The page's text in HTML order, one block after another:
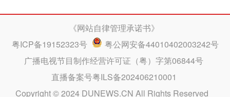
《网站自律管理承诺书》
粤ICP备19152323号
粤公网安备44010402003242号
广播电视节目制作经营许可证（粤）字第06844号
直播备案号粤ILS备202406210001
Copyright © 2024 DUNEWS.CN All Rights Reserved